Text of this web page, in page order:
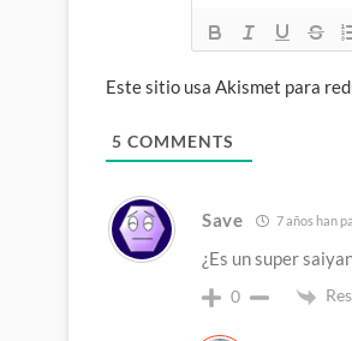
Este sitio usa Akismet para
5 COMMENTS
Save 7 años han
¿Es un super
0